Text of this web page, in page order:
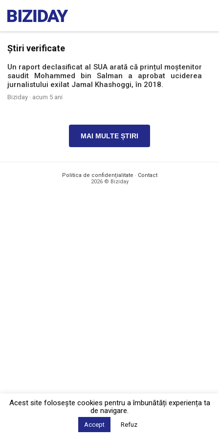
Știri verificate
Un raport declasificat al SUA arată că prințul moștenitor
saudit Mohammed bin Salman a aprobat uciderea
jurnalistului exilat Jamal Khashoggi, în 2018.
Biziday · acum 5 ani
MAI MULTE ȘTIRI
Politica de confidențialitate · Contact
2026 © Biziday
Acest site foloseşte cookies pentru a îmbunătăți experiența ta
de navigare.
Accept Refuz